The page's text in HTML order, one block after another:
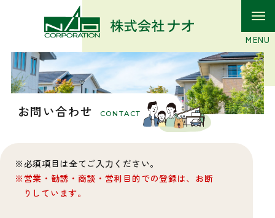
お問い合わせ CONTACT
必須項目は全てご入力ください。
営業・勧誘・商談・営利目的での登録は、お断
りしています。